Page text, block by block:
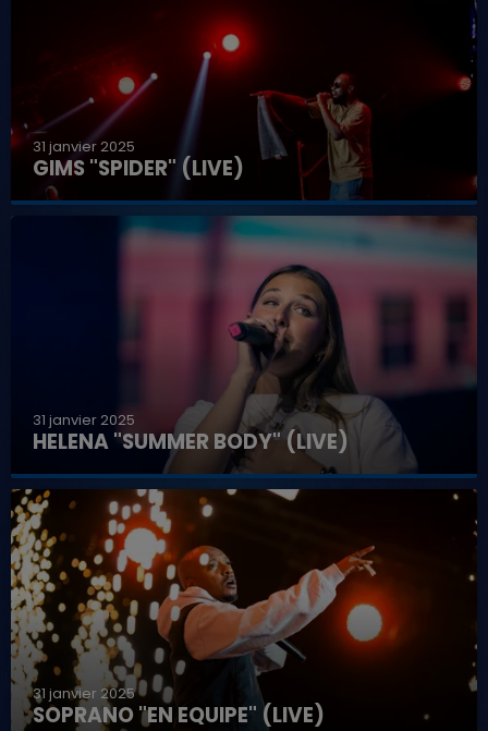
31 janvier 2025
GIMS "SPIDER" (LIVE)
31 janvier 2025
HELENA "SUMMER BODY" (LIVE)
31 janvier 2025
SOPRANO "EN EQUIPE" (LIVE)